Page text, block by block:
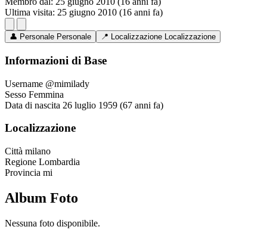
Ultima visita: 25 giugno 2010 (16 anni fa)
👤 Personale Personale 📍 Localizzazione Localizzazione
Informazioni di Base
Username @mimilady
Sesso Femmina
Data di nascita 26 luglio 1959 (67 anni fa)
Localizzazione
Città milano
Regione Lombardia
Provincia mi
Album Foto
Nessuna foto disponibile.